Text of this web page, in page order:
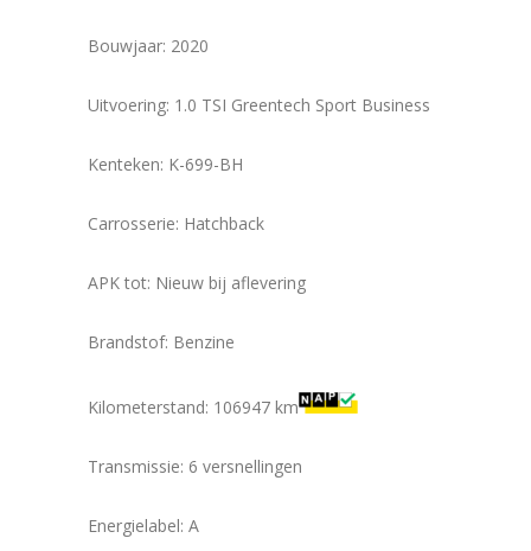
Bouwjaar: 2020
Uitvoering: 1.0 TSI Greentech Sport Business
Kenteken: K-699-BH
Carrosserie: Hatchback
APK tot: Nieuw bij aflevering
Brandstof: Benzine
Kilometerstand: 106947 km
Transmissie: 6 versnellingen
Energielabel: A